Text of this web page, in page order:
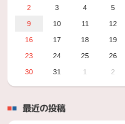
2
3 4 5
9
10 11 12
16
17 18 19
23
24 25 26
30
31 1 2
最近の投稿